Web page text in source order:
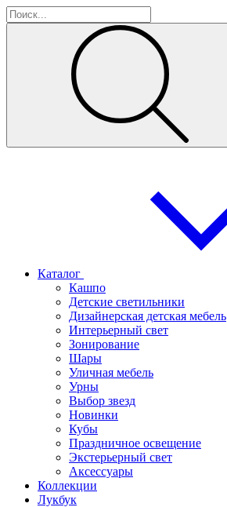
Каталог
Кашпо
Детские светильники
Дизайнерская детская мебель
Интерьерный свет
Зонирование
Шары
Уличная мебель
Урны
Выбор звезд
Новинки
Кубы
Праздничное освещение
Экстерьерный свет
Аксессуары
Коллекции
Лукбук